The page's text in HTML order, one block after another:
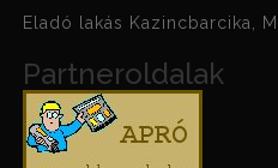
Eladó lakás Kazincbarcika,
Partneroldalak